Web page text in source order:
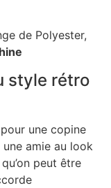
de Polyester,
style rétro
une copine
amie au look
peut être